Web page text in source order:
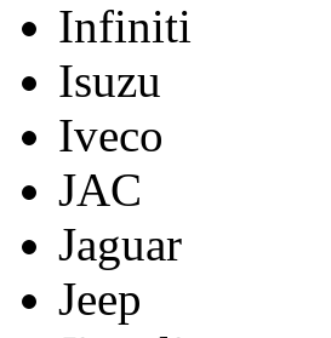
Infiniti
Isuzu
Iveco
JAC
Jaguar
Jeep